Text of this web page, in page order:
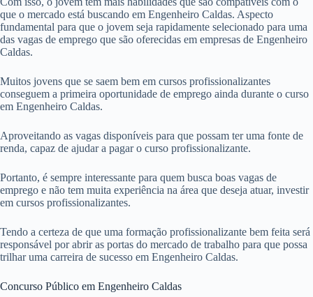
que o mercado está buscando em Engenheiro Caldas. Aspecto
fundamental para que o jovem seja rapidamente selecionado para uma
das vagas de emprego que são oferecidas em empresas de Engenheiro
Caldas.
Muitos jovens que se saem bem em cursos profissionalizantes
conseguem a primeira oportunidade de emprego ainda durante o curso
em Engenheiro Caldas.
Aproveitando as vagas disponíveis para que possam ter uma fonte de
renda, capaz de ajudar a pagar o curso profissionalizante.
Portanto, é sempre interessante para quem busca boas vagas de
emprego e não tem muita experiência na área que deseja atuar, investir
em cursos profissionalizantes.
Tendo a certeza de que uma formação profissionalizante bem feita será
responsável por abrir as portas do mercado de trabalho para que possa
trilhar uma carreira de sucesso em Engenheiro Caldas.
Concurso Público em Engenheiro Caldas